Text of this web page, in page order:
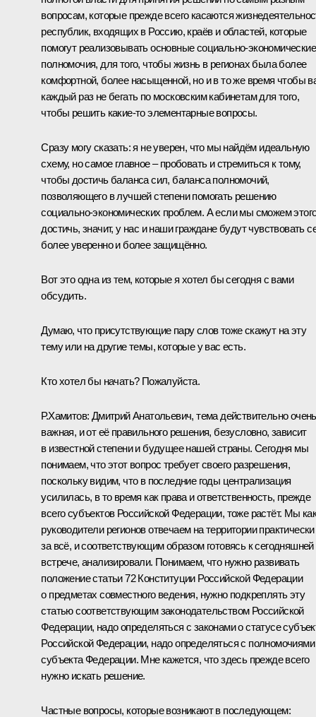
вопросам, которые прежде всего касаются
республик, входящих в Россию, краёв и областей, которые
помогут реализовывать основные социально-экономические
полномочия, для того, чтобы жизнь в регионах была более
комфортной, более насыщенной, но и в то же время чтобы
каждый раз не бегать по московским кабинетам для того,
чтобы решить какие‑то элементарные вопросы.
Сразу могу сказать: я не уверен, что мы найдём идеальную
схему, но самое главное – пробовать и стремиться к тому,
чтобы достичь баланса сил, баланса полномочий,
позволяющего в лучшей степени помогать решению
социально-экономических проблем. А если мы сможем
достичь, значит, у нас и наши граждане будут чувствовать
более уверенно и более защищённо.
Вот это одна из тем, которые я хотел бы сегодня с вами
обсудить.
Думаю, что присутствующие пару слов тоже скажут на эту
тему или на другие темы, которые у вас есть.
Кто хотел бы начать? Пожалуйста.
Р.Хамитов: Дмитрий Анатольевич, тема действительно очень
важная, и от её правильного решения, безусловно, зависит
в известной степени и будущее нашей страны. Сегодня мы
понимаем, что этот вопрос требует своего разрешения,
поскольку видим, что в последние годы централизация
усилилась, в то время как права и ответственность, прежде
всего субъектов Российской Федерации, тоже растёт. Мы
руководители регионов отвечаем на территории практически
за всё, и соответствующим образом готовясь к сегодняшней
встрече, анализировали. Понимаем, что нужно развивать
положение статьи 72 Конституции Российской Федерации
о предметах совместного ведения, нужно подкреплять эту
статью соответствующим законодательством Российской
Федерации, надо определяться с законами о статусе
Российской Федерации, надо определяться с полномочиями
субъекта Федерации. Мне кажется, что здесь прежде всего
нужно искать решение.
Частные вопросы, которые возникают в последующем: